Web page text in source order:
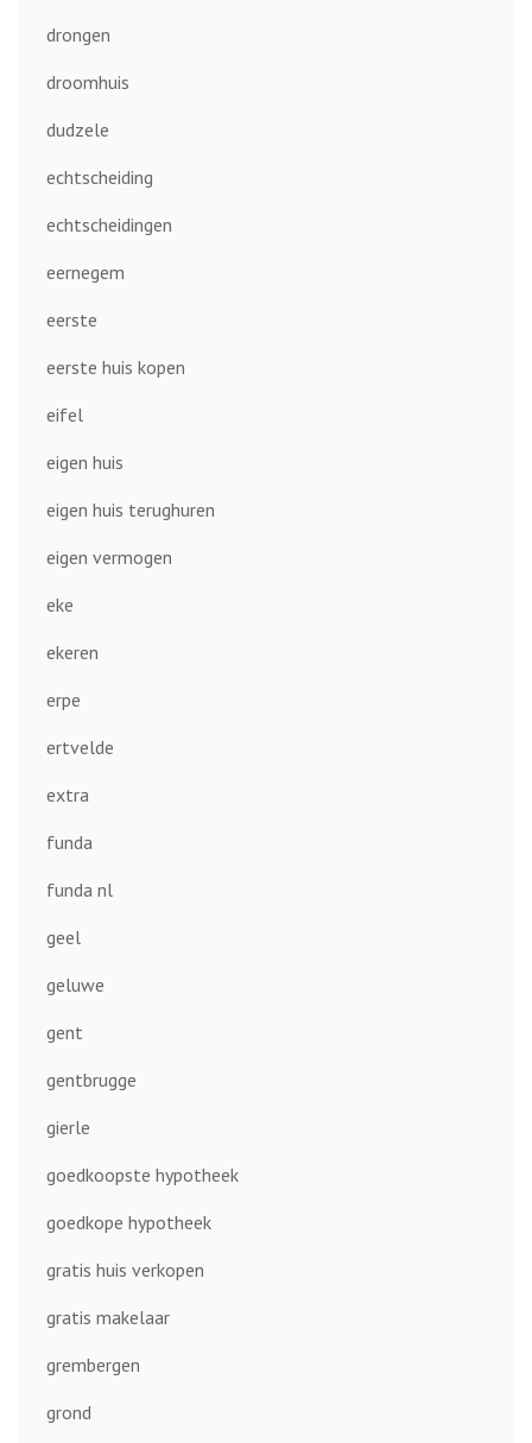
drongen
droomhuis
dudzele
echtscheiding
echtscheidingen
eernegem
eerste
eerste huis kopen
eifel
eigen huis
eigen huis terughuren
eigen vermogen
eke
ekeren
erpe
ertvelde
extra
funda
funda nl
geel
geluwe
gent
gentbrugge
gierle
goedkoopste hypotheek
goedkope hypotheek
gratis huis verkopen
gratis makelaar
grembergen
grond